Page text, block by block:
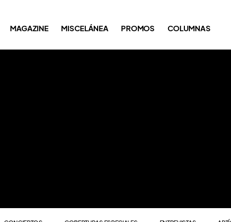
MAGAZINE MISCELÁNEA PROMOS COLUMNAS